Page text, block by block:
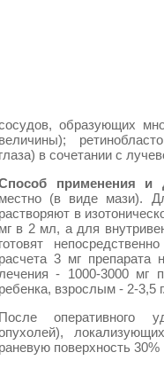
образующих
величины);
глаза) в сочетании с
применения и
местно (в виде мази).
растворяют в
мг в 2 мл, а для
готовят
расчета 3 мг
лечения - 1000-3000 мг
ребенка, взрослым - 2-3,5
После оперативного
раневую поверхность